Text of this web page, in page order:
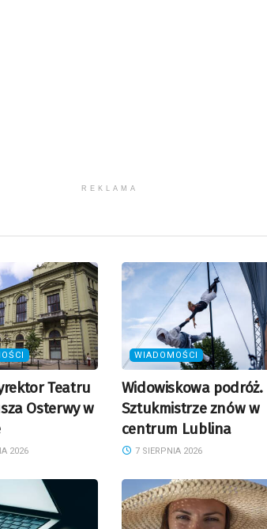
REKLAMA
Teatru
Osterwy w
2026
WIADOMOŚCI
Widowiskowa podróż.
Sztukmistrze znów w
centrum Lublina
7 SIERPNIA 2026